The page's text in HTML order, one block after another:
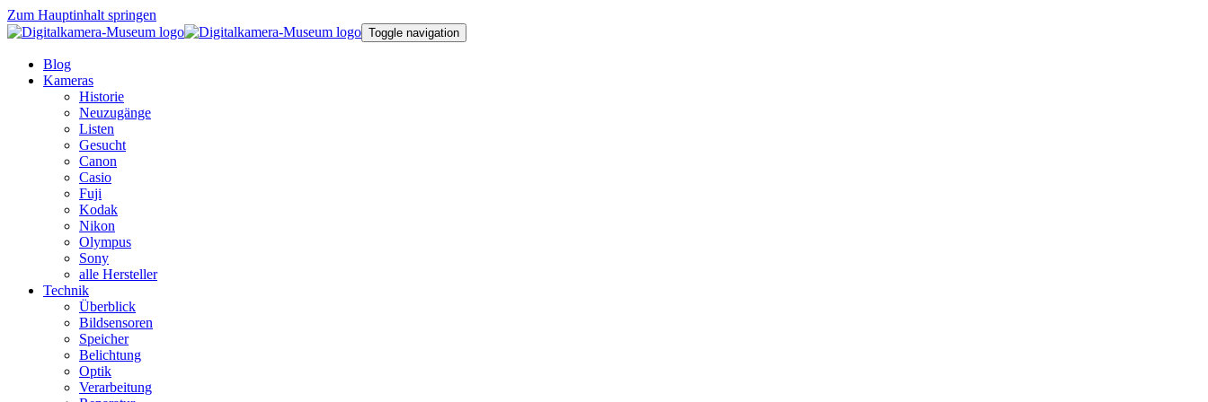
Zum Hauptinhalt springen
Toggle navigation
Blog
Kameras
Historie
Neuzugänge
Listen
Gesucht
Canon
Casio
Fuji
Kodak
Nikon
Olympus
Sony
alle Hersteller
Technik
Überblick
Bildsensoren
Speicher
Belichtung
Optik
Verarbeitung